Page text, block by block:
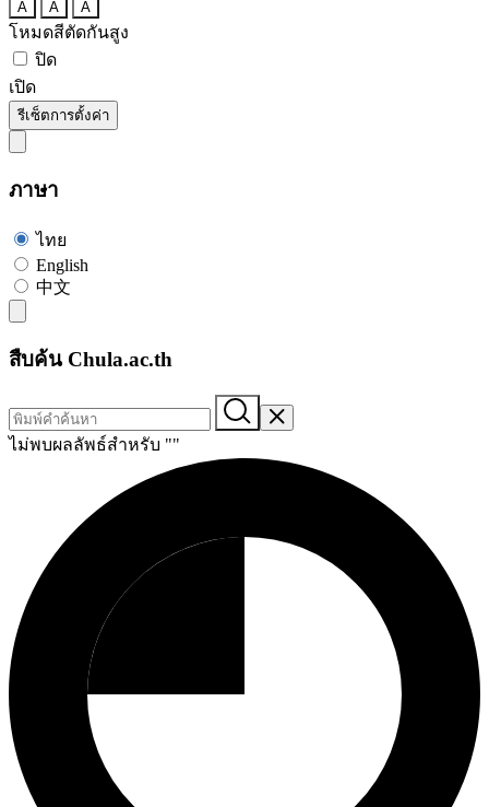
A A A
โหมดสีตัดกันสูง
ปิด
เปิด
รีเซ็ตการตั้งค่า
ภาษา
ไทย
English
中文
สืบค้น Chula.ac.th
ไม่พบผลลัพธ์สำหรับ ""